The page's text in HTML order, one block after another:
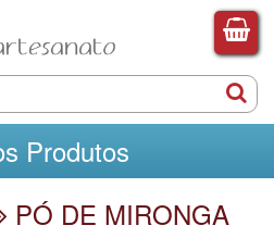
Produtos
PÓ DE MIRONGA